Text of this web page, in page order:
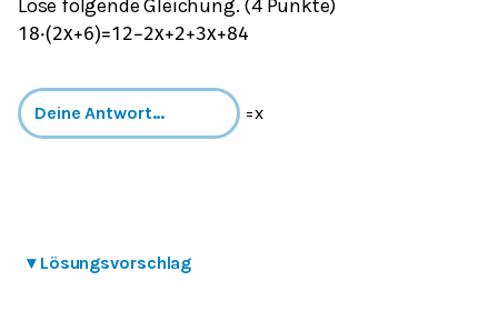
Löse folgende Gleichung. (4 Punkte)
1 8⋅(2x+6)=1 2−2x+2+3x+84
=x
▾ Lösungsvorschlag